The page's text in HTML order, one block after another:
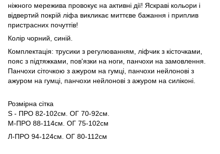
ніжного мережива провокує на активні дії! Яскраві кольори і
відвертий покрій ліфа викликає миттєве бажання і приплив
пристрасних почуттів!
Колір чорний, синій.
Комплектація: трусики з регулюванням, ліфчик з кісточками,
пояс з підтяжками, пов'язки на ноги, панчохи на замовлення.
Панчохи сіточкою з ажуром на гумці, панчохи нейлонові з
ажуром на гумці, панчохи нейлонові з ажуром на силіконі.
Розмірна сітка
S - ПРО 82-102см. ОГ 70-92см.
M-ПРО 88-114см. ОГ 75-102см
Л-ПРО 94-124см. ОГ 80-112см